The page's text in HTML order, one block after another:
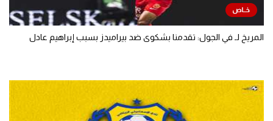
المريخ لـ في الجول: تقدمنا بشكوى ضد بيراميدز بسبب إبراهيم عادل